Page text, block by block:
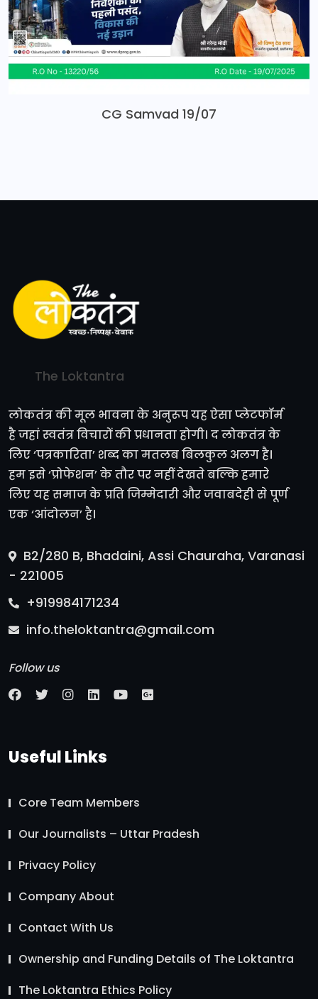
CG Samvad 19/07
The Loktantra
लोकतंत्र की मूल भावना के अनुरूप यह ऐसा प्लेटफॉर्म
है जहां स्वतंत्र विचारों की प्रधानता होगी। द लोकतंत्र के
लिए ‘पत्रकारिता’ शब्द का मतलब बिलकुल अलग है।
हम इसे ‘प्रोफेशन’ के तौर पर नहीं देखते बल्कि हमारे
लिए यह समाज के प्रति जिम्मेदारी और जवाबदेही से पूर्ण
एक ‘आंदोलन’ है।
B2/280 B, Bhadaini, Assi Chauraha, Varanasi
- 221005
+919984171234
info.theloktantra@gmail.com
Follow us
Useful Links
Core Team Members
Our Journalists – Uttar Pradesh
Privacy Policy
Company About
Contact With Us
Ownership and Funding Details of The Loktantra
The Loktantra Ethics Policy